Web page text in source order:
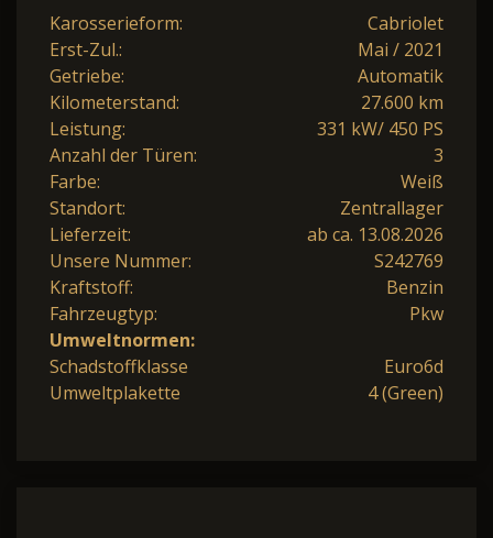
Karosserieform:
Cabriolet
Erst-Zul.:
Mai / 2021
Getriebe:
Automatik
Kilometerstand:
27.600 km
Leistung:
331 kW/ 450 PS
Anzahl der Türen:
3
Farbe:
Weiß
Standort:
Zentrallager
Lieferzeit:
ab ca. 13.08.2026
Unsere Nummer:
S242769
Kraftstoff:
Benzin
Fahrzeugtyp:
Pkw
Umweltnormen:
Schadstoffklasse
Euro6d
Umweltplakette
4 (Green)